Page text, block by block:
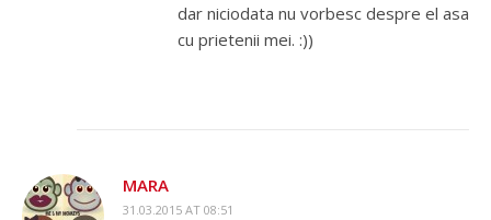
dar niciodata nu vorbesc despre el asa
cu prietenii mei. :))
MARA
31.03.2015 AT 08:51